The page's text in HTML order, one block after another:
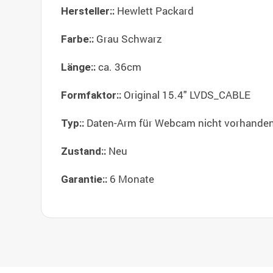
Hersteller:: Hewlett Packard
Farbe:: Grau Schwarz
Länge:: ca. 36cm
Formfaktor:: Original 15.4" LVDS_CABLE
Typ:: Daten-Arm für Webcam nicht
Zustand:: Neu
Garantie:: 6 Monate